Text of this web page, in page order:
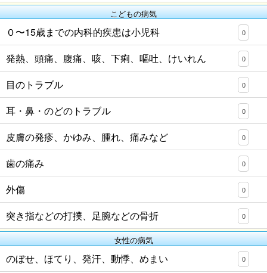
こどもの病気
０〜15歳までの内科的疾患は小児科 0
発熱、頭痛、腹痛、咳、下痢、嘔吐、けいれん 0
目のトラブル 0
耳・鼻・のどのトラブル 0
皮膚の発疹、かゆみ、腫れ、痛みなど 0
歯の痛み 0
外傷 0
突き指などの打撲、足腕などの骨折 0
女性の病気
のぼせ、ほてり、発汗、動悸、めまい 0